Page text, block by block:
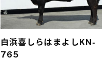
白浜喜 しらはまよしKN-
765